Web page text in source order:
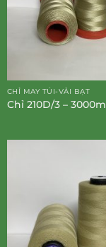
CHỈ MAY TÚI-VẢI BẠT
Chỉ 210D/3 – 3000m